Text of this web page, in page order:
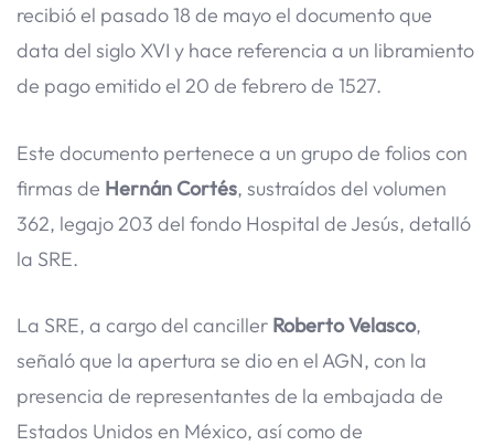
recibió el pasado 18 de mayo el documento que
data del siglo XVI y hace referencia a un libramiento
de pago emitido el 20 de febrero de 1527.
Este documento pertenece a un grupo de folios con
firmas de Hernán Cortés, sustraídos del volumen
362, legajo 203 del fondo Hospital de Jesús, detalló
la SRE.
La SRE, a cargo del canciller Roberto Velasco,
señaló que la apertura se dio en el AGN, con la
presencia de representantes de la embajada de
Estados Unidos en México, así como de